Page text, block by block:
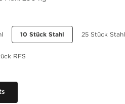
10 Stück Stahl 25 Stück Stahl
RFS